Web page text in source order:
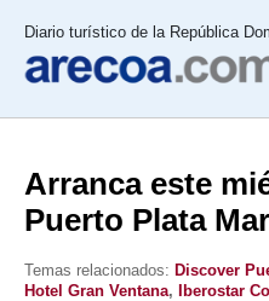
Diario turístico de la República
Arranca este
Puerto Plata
Temas relacionados: Discover
Hotel Gran Ventana, Iberostar